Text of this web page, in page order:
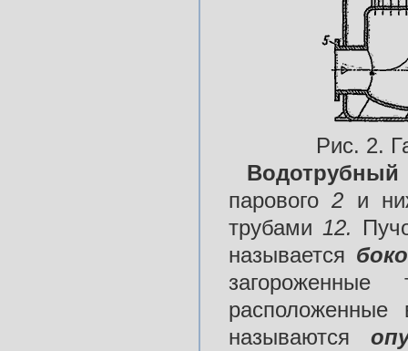
Рис. 2.
парового2 и
трубами 12.
называется
называются